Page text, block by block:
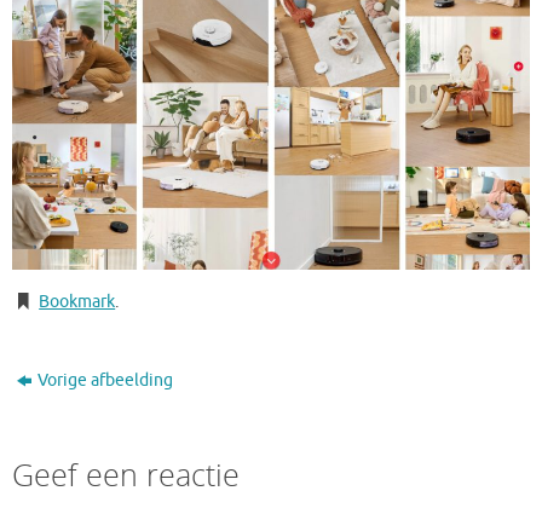
Bookmark.
Vorige afbeelding
Geef een reactie